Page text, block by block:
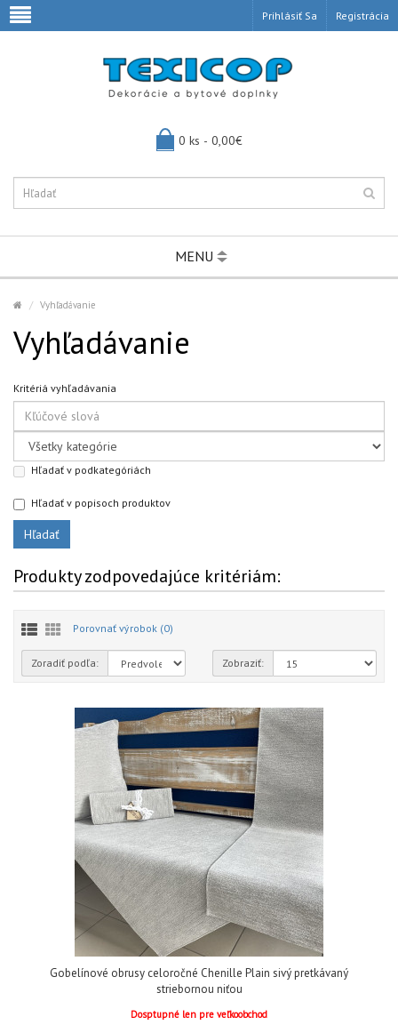
Prihlásiť Sa Registrácia
0 ks - 0,00€
MENU
Vyhľadávanie
Vyhľadávanie
Kritériá vyhľadávania
Hľadať v podkategóriách
Hľadať v popisoch produktov
Produkty zodpovedajúce kritériám:
Porovnať výrobok (0)
Zoradiť podľa: Zobraziť:
Gobelínové obrusy celoročné Chenille Plain sivý pretkávaný
striebornou niťou
Dosptupné len pre veľkoobchod